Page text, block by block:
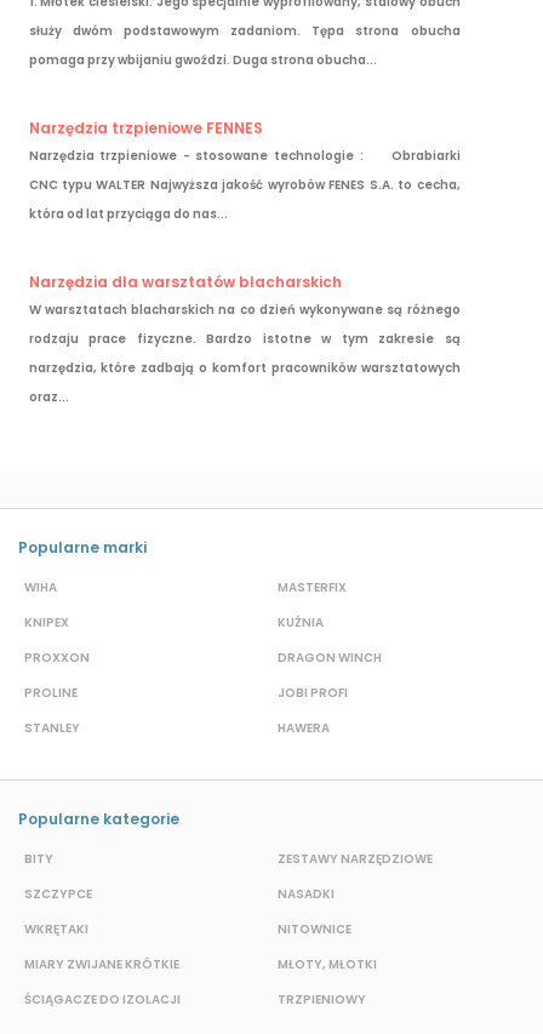
służy dwóm podstawowym zadaniom. Tępa strona obucha
pomaga przy wbijaniu gwoździ. Duga strona obucha...
Narzędzia trzpieniowe FENNES
Narzędzia trzpieniowe - stosowane technologie : Obrabiarki
CNC typu WALTER Najwyższa jakość wyrobów FENES S.A. to cecha,
która od lat przyciąga do nas...
Narzędzia dla warsztatów blacharskich
W warsztatach blacharskich na co dzień wykonywane są różnego
rodzaju prace fizyczne. Bardzo istotne w tym zakresie są
narzędzia, które zadbają o komfort pracowników warsztatowych
oraz...
Popularne marki
WIHA
KNIPEX
PROXXON
PROLINE
STANLEY
MASTERFIX
KUŹNIA
DRAGON WINCH
JOBI PROFI
HAWERA
Popularne kategorie
BITY
SZCZYPCE
WKRĘTAKI
MIARY ZWIJANE KRÓTKIE
ŚCIĄGACZE DO IZOLACJI
ZESTAWY NARZĘDZIOWE
NASADKI
NITOWNICE
MŁOTY, MŁOTKI
TRZPIENIOWY